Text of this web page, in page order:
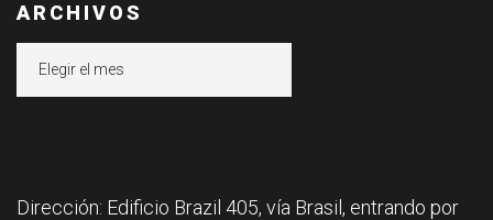
ARCHIVOS
Dirección: Edificio Brazil 405, vía Brasil, entrando por